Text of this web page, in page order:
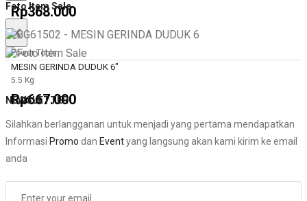
Rp368.000
Power Tools
MESIN GERINDA DUDUK 6"
5.5 Kg
Rp667.000
Foto Item Sale
×
NEWSLETTER
Silahkan berlangganan untuk menjadi yang pertama mendapatkan
Informasi Promo dan Eventyang langsung akan kami kirim ke email
anda